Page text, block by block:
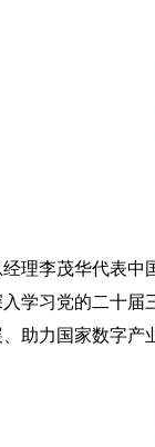
理李茂华代表中
学习党的二十
助力国家数字产